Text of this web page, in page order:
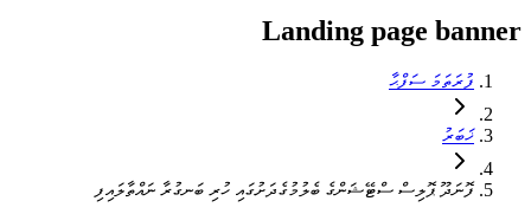
Landing page banner
ފުރަތަމަ ސަފްޙާ
ޚަބަރު
ފޮނަދޫ ޕޮލިސް ސްޓޭޝަންގެ ބެލުމުގެދަށުގައި ހުރި ބަނގުރާ ނައްތާލައިފި